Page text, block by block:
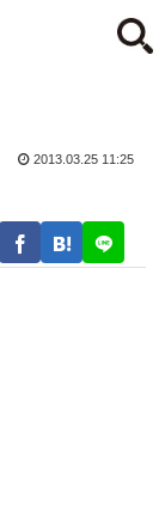
2013.03.25 11:25